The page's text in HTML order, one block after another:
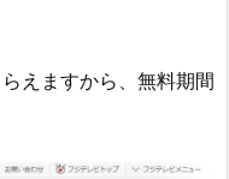
えますから、無料期間